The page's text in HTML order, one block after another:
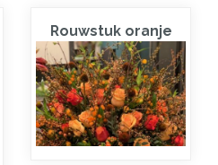
Rouwstuk oranje